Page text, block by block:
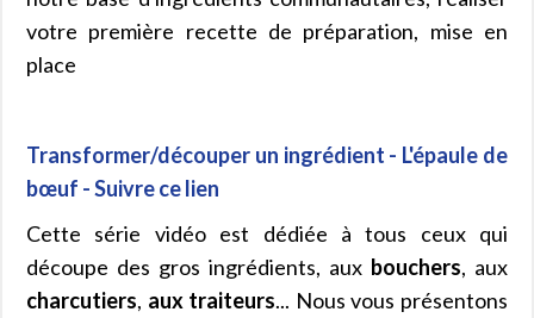
votre première recette de préparation, mise en
place
Transformer/découper un ingrédient - L'épaule de
bœuf - Suivre ce lien
Cette série vidéo est dédiée à tous ceux qui
découpe des gros ingrédients, aux bouchers, aux
charcutiers, aux traiteurs... Nous vous présentons